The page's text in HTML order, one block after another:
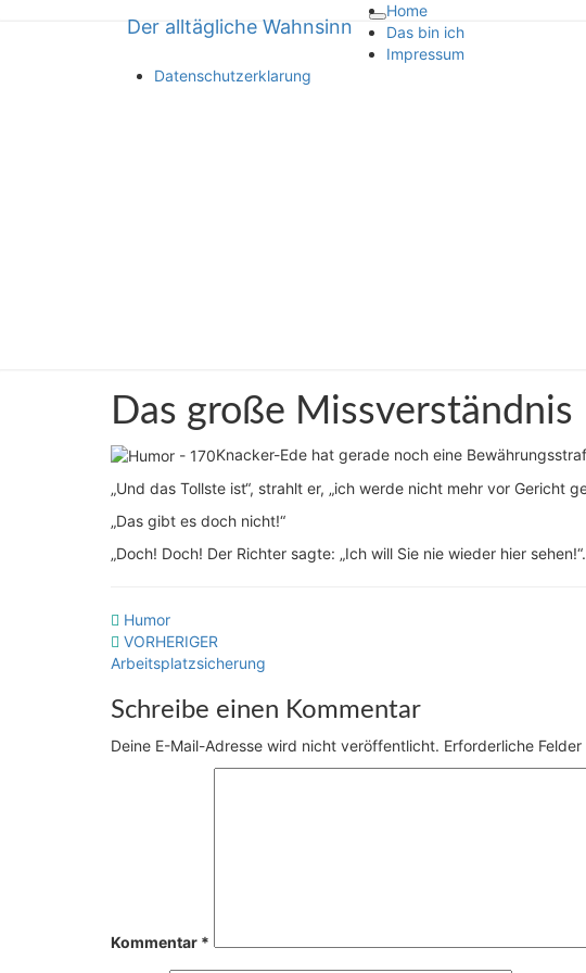
Toggle
navigation
Der alltägliche Wahnsinn
Home
Das bin ich
Impressum
Datenschutzerklarung
Der alltägliche Wahnsinn
Das
große
Missverständnis
Das große Missverständnis
Knacker-Ede hat gerade noch eine
„Und das Tollste ist“, strahlt er, „ich werde nicht mehr vor Gericht
„Das gibt es doch nicht!“
„Doch! Doch! Der Richter sagte: „Ich will Sie nie wieder hier
Humor
Beitragsnavigation
VORHERIGER
Arbeitsplatzsicherung
Schreibe einen Kommentar
Deine E-Mail-Adresse wird nicht veröffentlicht. Erforderliche
Kommentar *